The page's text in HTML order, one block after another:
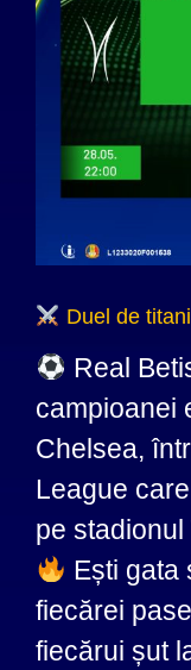
Duel de
Real
campioanei
Chelsea,
League
pe stadionul
Ești gata
fiecărei
fiecărui șut